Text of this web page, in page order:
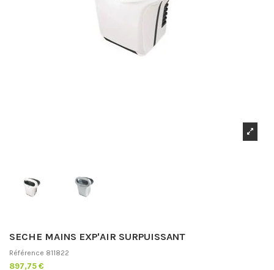
SECHE MAINS EXP'AIR SURPUISSANT
Référence 811822
897,75 €